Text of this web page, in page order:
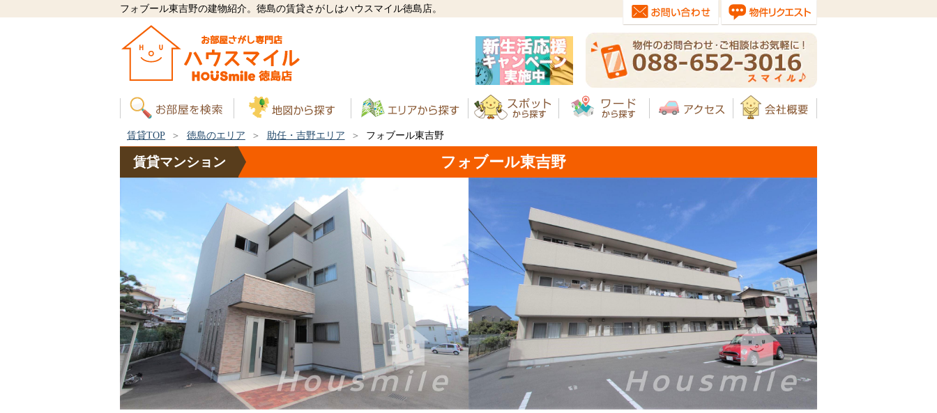
フォブール東吉野の建物紹介。徳島の賃貸さがしはハウスマイル徳島店。
賃貸TOP 徳島のエリア 助任・吉野エリア フォブール東吉野
賃貸マンション フォブール東吉野